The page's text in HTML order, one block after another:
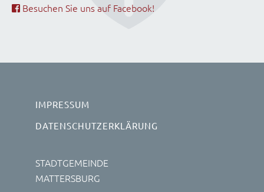
Besuchen Sie uns auf Facebook!
IMPRESSUM
DATENSCHUTZERKLÄRUNG
STADTGEMEINDE
MATTERSBURG